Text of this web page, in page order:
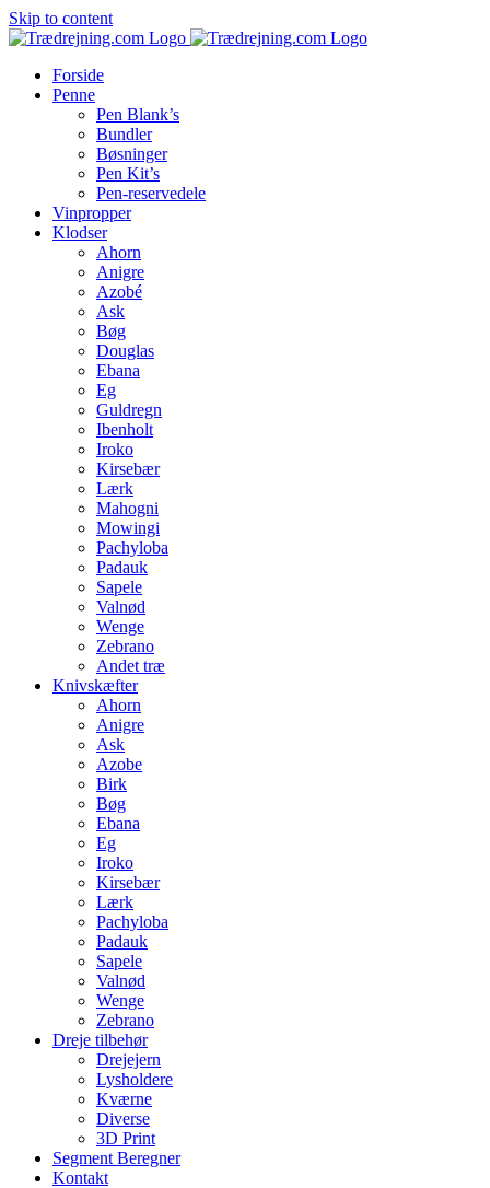
Skip to content
Forside
Penne
Pen Blank’s
Bundler
Bøsninger
Pen Kit’s
Pen-reservedele
Vinpropper
Klodser
Ahorn
Anigre
Azobé
Ask
Bøg
Douglas
Ebana
Eg
Guldregn
Ibenholt
Iroko
Kirsebær
Lærk
Mahogni
Mowingi
Pachyloba
Padauk
Sapele
Valnød
Wenge
Zebrano
Andet træ
Knivskæfter
Ahorn
Anigre
Ask
Azobe
Birk
Bøg
Ebana
Eg
Iroko
Kirsebær
Lærk
Pachyloba
Padauk
Sapele
Valnød
Wenge
Zebrano
Dreje tilbehør
Drejejern
Lysholdere
Kværne
Diverse
3D Print
Segment Beregner
Kontakt